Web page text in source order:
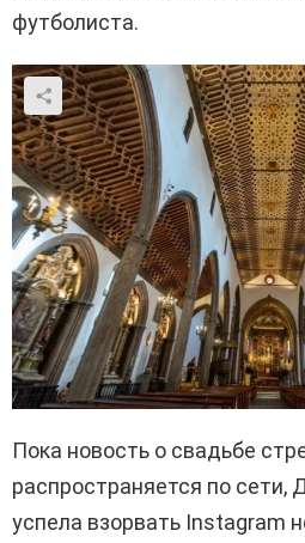
футболиста.
Пока новость о свадьбе
распространяется по сети,
успела взорвать